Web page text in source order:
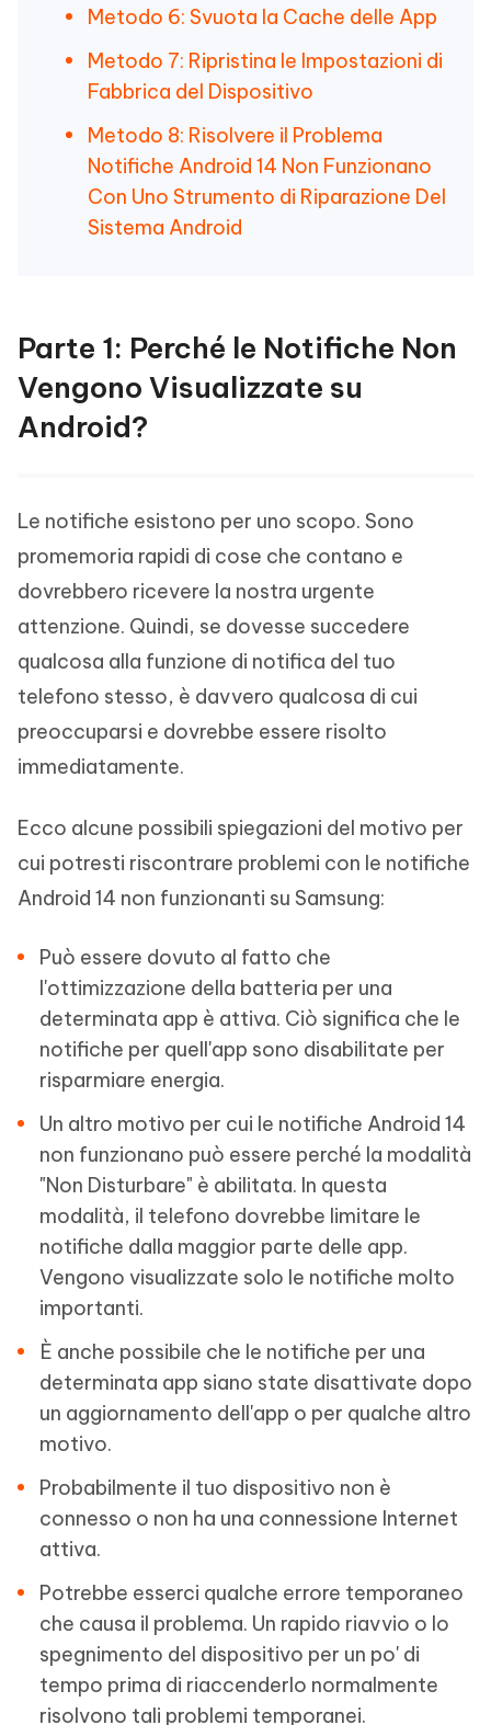
Metodo 6: Svuota la Cache delle App
Metodo 7: Ripristina le Impostazioni di
Fabbrica del Dispositivo
Metodo 8: Risolvere il Problema
Notifiche Android 14 Non Funzionano
Con Uno Strumento di Riparazione Del
Sistema Android
Parte 1: Perché le Notifiche Non
Vengono Visualizzate su
Android?
Le notifiche esistono per uno scopo. Sono
promemoria rapidi di cose che contano e
dovrebbero ricevere la nostra urgente
attenzione. Quindi, se dovesse succedere
qualcosa alla funzione di notifica del tuo
telefono stesso, è davvero qualcosa di cui
preoccuparsi e dovrebbe essere risolto
immediatamente.
Ecco alcune possibili spiegazioni del motivo per
cui potresti riscontrare problemi con le notifiche
Android 14 non funzionanti su Samsung:
Può essere dovuto al fatto che
l'ottimizzazione della batteria per una
determinata app è attiva. Ciò significa che le
notifiche per quell'app sono disabilitate per
risparmiare energia.
Un altro motivo per cui le notifiche Android 14
non funzionano può essere perché la modalità
"Non Disturbare" è abilitata. In questa
modalità, il telefono dovrebbe limitare le
notifiche dalla maggior parte delle app.
Vengono visualizzate solo le notifiche molto
importanti.
È anche possibile che le notifiche per una
determinata app siano state disattivate dopo
un aggiornamento dell'app o per qualche altro
motivo.
Probabilmente il tuo dispositivo non è
connesso o non ha una connessione Internet
attiva.
Potrebbe esserci qualche errore temporaneo
che causa il problema. Un rapido riavvio o lo
spegnimento del dispositivo per un po' di
tempo prima di riaccenderlo normalmente
risolvono tali problemi temporanei.